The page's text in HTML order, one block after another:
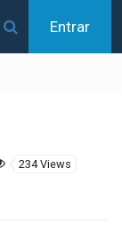
Entrar
234 Views